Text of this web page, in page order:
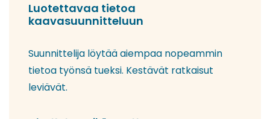
Luotettavaa tietoa
kaavasuunnitteluun
Suunnittelija löytää aiempaa nopeammin
tietoa työnsä tueksi. Kestävät ratkaisut
leviävät.